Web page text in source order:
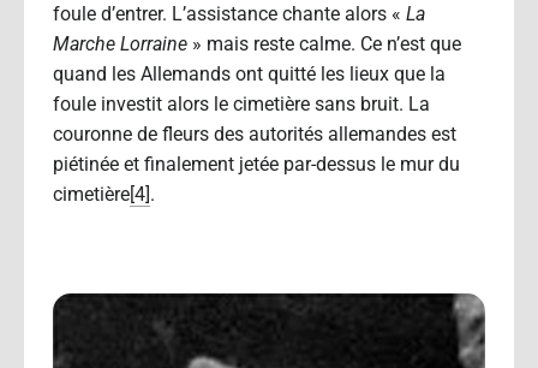
foule d’entrer. L’assistance chante alors « La
Marche Lorraine » mais reste calme. Ce n’est que
quand les Allemands ont quitté les lieux que la
foule investit alors le cimetière sans bruit. La
couronne de fleurs des autorités allemandes est
piétinée et finalement jetée par-dessus le mur du
cimetière[4].